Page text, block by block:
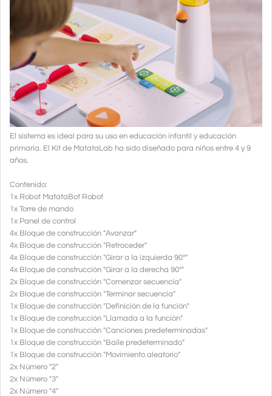
El sistema es ideal para su uso en educación infantil y educación
primaria. El Kit de MatataLab ha sido diseñado para niños entre 4 y 9
años.
Contenido:
1x Robot MatataBot Robot
1x Torre de mando
1x Panel de control
4x Bloque de construcción "Avanzar"
4x Bloque de construcción "Retroceder"
4x Bloque de construcción "Girar a la izquierda 90°"
4x Bloque de construcción "Girar a la derecha 90°"
2x Bloque de construcción "Comenzar secuencia"
2x Bloque de construcción "Terminar secuencia"
1x Bloque de construcción "Definición de la función"
1x Bloque de construcción "Llamada a la función"
1x Bloque de construcción "Canciones predeterminadas"
1x Bloque de construcción "Baile predeterminado"
1x Bloque de construcción "Movimiento aleatorio"
2x Número "2"
2x Número "3"
2x Número "4"